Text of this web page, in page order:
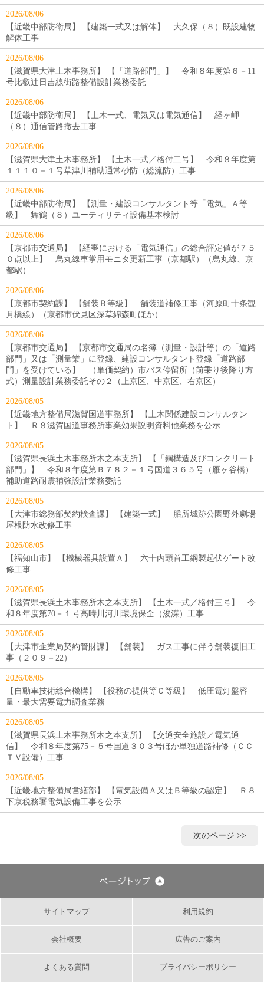
2026/08/06
【近畿中部防衛局】 【建築一式又は解体】 大久保（８）既設建物
解体工事
2026/08/06
【滋賀県大津土木事務所】 【「道路部門」】 令和８年度第６－11
号比叡辻日吉線街路整備設計業務委託
2026/08/06
【近畿中部防衛局】 【土木一式、電気又は電気通信】 経ヶ岬
（８）通信管路撤去工事
2026/08/06
【滋賀県大津土木事務所】 【土木一式／格付二号】 令和８年度第
１１１０－１号草津川補助通常砂防（総流防）工事
2026/08/06
【近畿中部防衛局】 【測量・建設コンサルタント等「電気」Ａ等
級】 舞鶴（８）ユーティリティ設備基本検討
2026/08/06
【京都市交通局】 【経審における「電気通信」の総合評定値が７５
０点以上】 烏丸線車掌用モニタ更新工事（京都駅）（烏丸線、京
都駅）
2026/08/06
【京都市契約課】 【舗装Ｂ等級】 舗装道補修工事（河原町十条観
月橋線）（京都市伏見区深草綿森町ほか）
2026/08/06
【京都市交通局】 【京都市交通局の名簿（測量・設計等）の「道路
部門」又は「測量業」に登録、建設コンサルタント登録「道路部
門」を受けている】 （単価契約）市バス停留所（前乗り後降り方
式）測量設計業務委託その２（上京区、中京区、右京区）
2026/08/05
【近畿地方整備局滋賀国道事務所】 【土木関係建設コンサルタン
ト】 Ｒ８滋賀国道事務所事業効果説明資料他業務を公示
2026/08/05
【滋賀県長浜土木事務所木之本支所】 【「鋼構造及びコンクリート
部門」】 令和８年度第Ｂ７８２－１号国道３６５号（雁ヶ谷橋）
補助道路耐震補強設計業務委託
2026/08/05
【大津市総務部契約検査課】 【建築一式】 膳所城跡公園野外劇場
屋根防水改修工事
2026/08/05
【福知山市】 【機械器具設置Ａ】 六十内頭首工鋼製起伏ゲート改
修工事
2026/08/05
【滋賀県長浜土木事務所木之本支所】 【土木一式／格付三号】 令
和８年度第70－１号高時川河川環境保全（浚渫）工事
2026/08/05
【大津市企業局契約管財課】 【舗装】 ガス工事に伴う舗装復旧工
事（２０９－22）
2026/08/05
【自動車技術総合機構】 【役務の提供等Ｃ等級】 低圧電灯盤容
量・最大需要電力調査業務
2026/08/05
【滋賀県長浜土木事務所木之本支所】 【交通安全施設／電気通
信】 令和８年度第75－５号国道３０３号ほか単独道路補修（ＣＣ
ＴＶ設備）工事
2026/08/05
【近畿地方整備局営繕部】 【電気設備Ａ又はＢ等級の認定】 Ｒ８
下京税務署電気設備工事を公示
次のページ >>
サイトマップ 利用規約
会社概要 広告のご案内
よくある質問 プライバシーポリシー